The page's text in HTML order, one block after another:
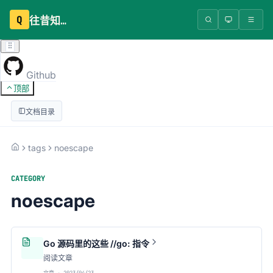
Q 往昔知识库
Github
顶部
文档目录
tags noescape
CATEGORY
noescape
Go 源码里的这些 //go: 指令
阅读文章